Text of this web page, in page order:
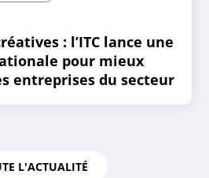
: l’ITC lance une
pour mieux
entreprises du secteur
L'ACTUALITÉ